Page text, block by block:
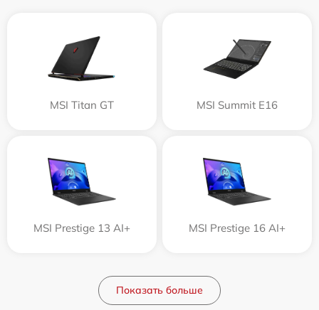
MSI Titan GT MSI Summit E16
MSI Prestige 13 AI+ MSI Prestige 16 AI+
Показать больше